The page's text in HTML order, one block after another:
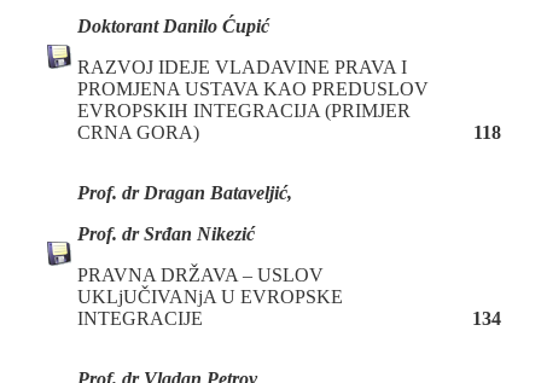
Doktorant Danilo Ćupić
RAZVOJ IDEJE VLADAVINE PRAVA I
PROMJENA USTAVA KAO PREDUSLOV
EVROPSKIH INTEGRACIJA (PRIMJER
CRNA GORA)
118
Prof. dr Dragan Bataveljić,
Prof. dr Srđan Nikezić
PRAVNA DRŽAVA – USLOV
UKLjUČIVANjA U EVROPSKE
INTEGRACIJE
134
Prof. dr Vladan Petrov